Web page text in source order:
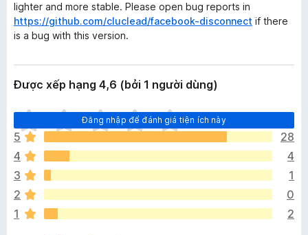
lighter and more stable. Please open bug reports in
https://github.com/cluclead/facebook-disconnect if there
is a bug with this version.
Được xếp hạng 4,6 (bởi 1 người dùng)
Đăng nhập để đánh giá tiện ích này
C
h
ư
a
c
ó
x
ế
5
28
4
4
3
1
2
0
1
2